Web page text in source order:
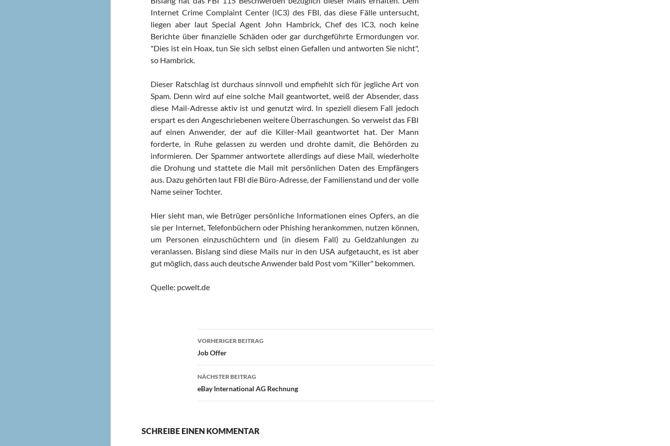
Internet Crime Complaint Center (IC3) des FBI, das diese Fälle untersucht,
liegen aber laut Special Agent John Hambrick, Chef des IC3, noch keine
Berichte über finanzielle Schäden oder gar durchgeführte Ermordungen vor.
"Dies ist ein Hoax, tun Sie sich selbst einen Gefallen und antworten Sie nicht",
so Hambrick.
Dieser Ratschlag ist durchaus sinnvoll und empfiehlt sich für jegliche Art von
Spam. Denn wird auf eine solche Mail geantwortet, weiß der Absender, dass
diese Mail-Adresse aktiv ist und genutzt wird. In speziell diesem Fall jedoch
erspart es den Angeschriebenen weitere Überraschungen. So verweist das FBI
auf einen Anwender, der auf die Killer-Mail geantwortet hat. Der Mann
forderte, in Ruhe gelassen zu werden und drohte damit, die Behörden zu
informieren. Der Spammer antwortete allerdings auf diese Mail, wiederholte
die Drohung und stattete die Mail mit persönlichen Daten des Empfängers
aus. Dazu gehörten laut FBI die Büro-Adresse, der Familienstand und der volle
Name seiner Tochter.
Hier sieht man, wie Betrüger persönliche Informationen eines Opfers, an die
sie per Internet, Telefonbüchern oder Phishing herankommen, nutzen können,
um Personen einzuschüchtern und (in diesem Fall) zu Geldzahlungen zu
veranlassen. Bislang sind diese Mails nur in den USA aufgetaucht, es ist aber
gut möglich, dass auch deutsche Anwender bald Post vom "Killer" bekommen.
Quelle: pcwelt.de
Beitragsnavigation
VORHERIGER BEITRAG
Job Offer
NÄCHSTER BEITRAG
eBay International AG Rechnung
SCHREIBE EINEN KOMMENTAR